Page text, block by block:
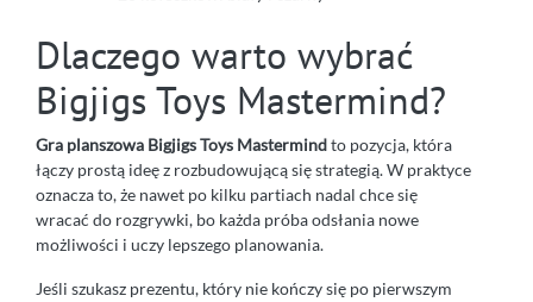
Dlaczego warto wybrać
Bigjigs Toys Mastermind?
Gra planszowa Bigjigs Toys Mastermindto pozycja, która
łączy prostą ideę z rozbudowującą się strategią. W praktyce
oznacza to, że nawet po kilku partiach nadal chce się
wracać do rozgrywki, bo każda próba odsłania nowe
możliwości i uczy lepszego planowania.
Jeśli szukasz prezentu, który nie kończy się po pierwszym